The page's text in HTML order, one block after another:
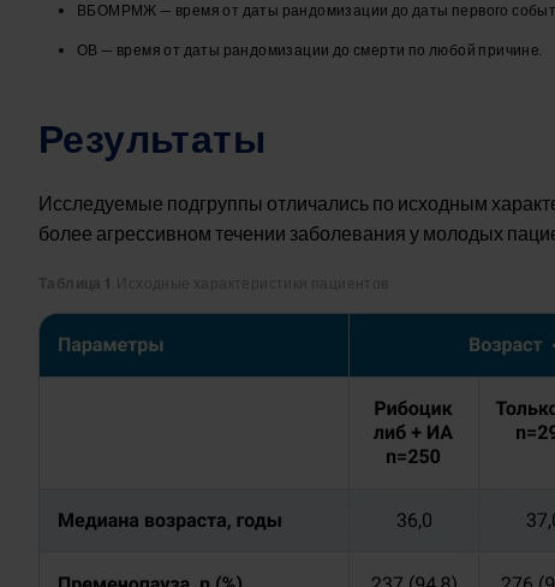
ВБОМРМЖ — время от даты рандомизации до даты первого
ОВ — время от даты рандомизации до смерти по любой причине.
Результаты
Исследуемые подгруппы отличались по исходным
более агрессивном течении заболевания у молодых
Таблица 1 . Исходные характеристики пациентов
Image